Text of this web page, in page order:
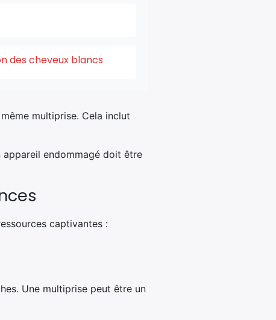
des cheveux blancs
multiprise. Cela inclut
appareil endommagé doit être
captivantes :
Une multiprise peut être un